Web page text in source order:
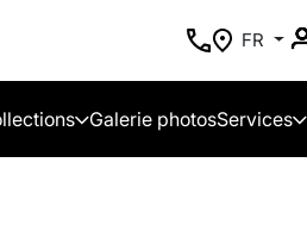
FR
Galerie photosServices